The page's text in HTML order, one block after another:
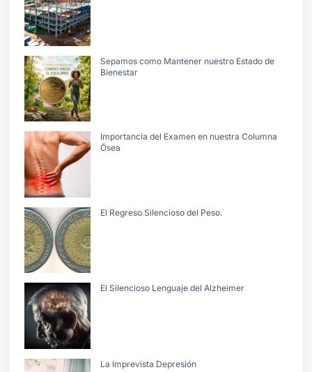
Sepamos como Mantener nuestro Estado de
Bienestar
Importancia del Examen en nuestra Columna
Ósea
El Regreso Silencioso del Peso.
El Silencioso Lenguaje del Alzheimer
La Imprevista Depresión